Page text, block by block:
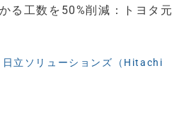
る工数を50%削減：トヨタ元
日立ソリューションズ（Hitachi